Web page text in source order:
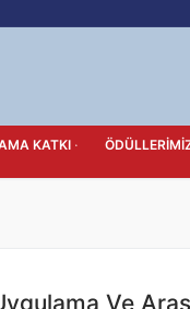
KATKI
Ve